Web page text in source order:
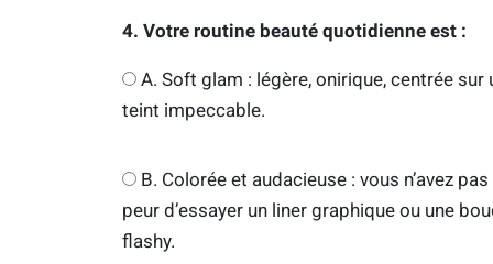
4. Votre routine beauté quotidienne est :
A. Soft glam : légère, onirique, centrée sur
teint impeccable.
B. Colorée et audacieuse : vous n’avez pas
peur d’essayer un liner graphique ou une
flashy.